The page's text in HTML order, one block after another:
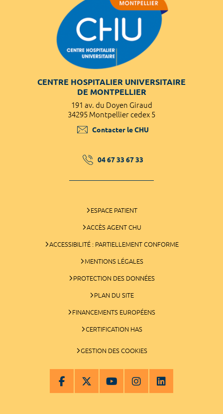
CENTRE HOSPITALIER UNIVERSITAIRE
DE MONTPELLIER
191 av. du Doyen Giraud
34295 Montpellier cedex 5
Contacter le CHU
04 67 33 67 33
ESPACE PATIENT
ACCÈS AGENT CHU
ACCESSIBILITÉ : PARTIELLEMENT CONFORME
MENTIONS LÉGALES
PROTECTION DES DONNÉES
PLAN DU SITE
FINANCEMENTS EUROPÉENS
CERTIFICATION HAS
GESTION DES COOKIES